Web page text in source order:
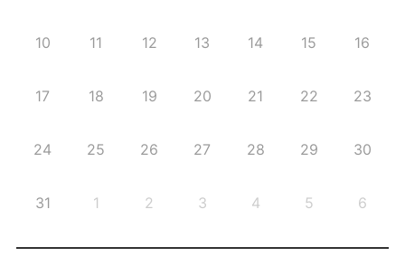
10 11 12 13 14 15 16
17 18 19 20 21 22 23
24 25 26 27 28 29 30
31 1 2 3 4 5 6